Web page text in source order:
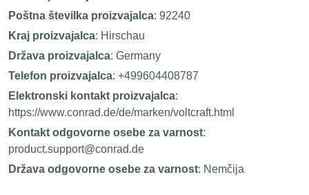
Poštna številka proizvajalca: 92240
Kraj proizvajalca: Hirschau
Država proizvajalca: Germany
Telefon proizvajalca: +499604408787
Elektronski kontakt proizvajalca:
https://www.conrad.de/de/marken/voltcraft.html
Kontakt odgovorne osebe za varnost:
product.support@conrad.de
Država odgovorne osebe za varnost: Nemčija